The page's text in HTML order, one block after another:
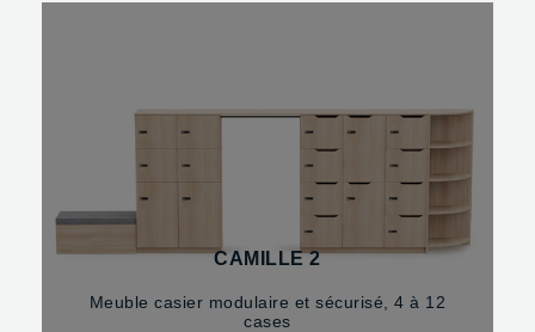
CAMILLE 2
Meuble casier modulaire et sécurisé, 4 à 12
cases